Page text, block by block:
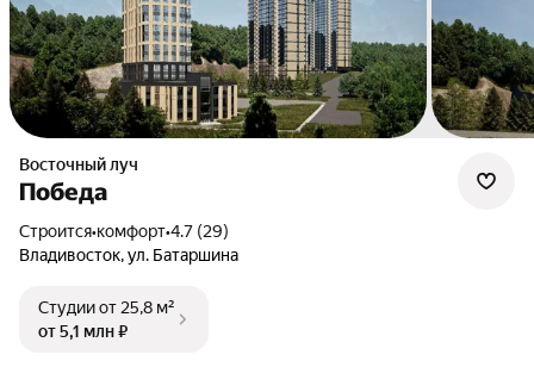
Восточный луч
Победа
Строится•комфорт•4.7 (29)
Владивосток, ул. Батаршина
Студииот 25,8 м²
от 5,1 млн ₽